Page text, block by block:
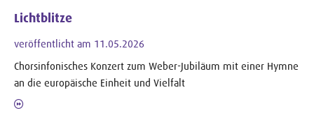
Lichtblitze
veröffentlicht am 11.05.2026
Chorsinfonisches Konzert zum Weber-Jubiläum mit einer Hymne
an die europäische Einheit und Vielfalt